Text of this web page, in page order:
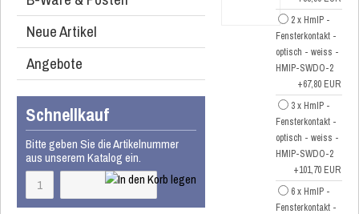
Neue Artikel
Angebote
Schnellkauf
Bitte geben Sie die Artikelnummer
aus unserem Katalog ein.
2 x HmIP -
Fensterkontakt -
optisch - weiss -
HMIP-SWDO-2
+67,80 EUR
3 x HmIP -
Fensterkontakt -
optisch - weiss -
HMIP-SWDO-2
+101,70 EUR
6 x HmIP -
Fensterkontakt -